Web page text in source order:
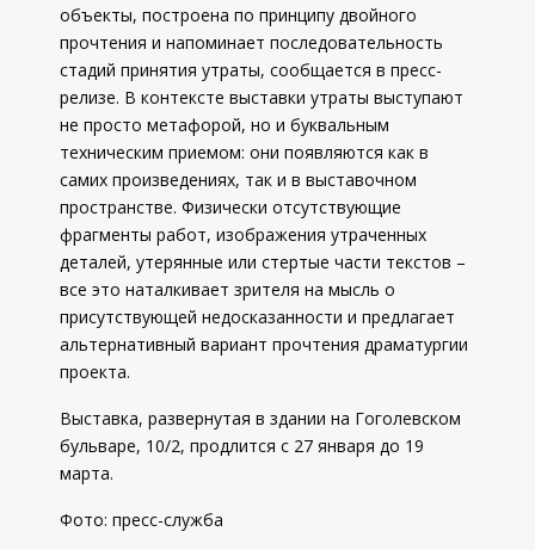
объекты, построена по принципу двойного
прочтения и напоминает последовательность
стадий принятия утраты, сообщается в пресс-
релизе. В контексте выставки утраты выступают
не просто метафорой, но и буквальным
техническим приемом: они появляются как в
самих произведениях, так и в выставочном
пространстве. Физически отсутствующие
фрагменты работ, изображения утраченных
деталей, утерянные или стертые части текстов –
все это наталкивает зрителя на мысль о
присутствующей недосказанности и предлагает
альтернативный вариант прочтения драматургии
проекта.
Выставка, развернутая в здании на Гоголевском
бульваре, 10/2, продлится с 27 января до 19
марта.
Фото: пресс-служба